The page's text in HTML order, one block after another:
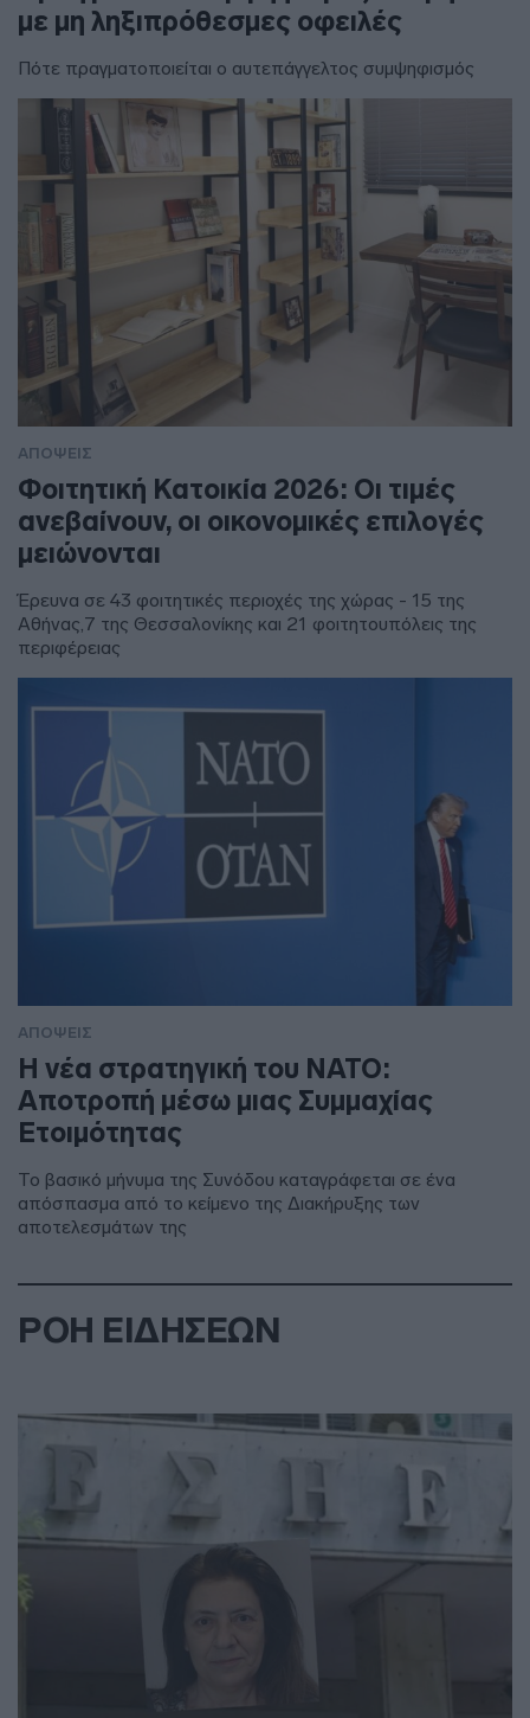
με μη ληξιπρόθεσμες οφειλές
Πότε πραγματοποιείται ο αυτεπάγγελτος συμψηφισμός
ΑΠΟΨΕΙΣ
Φοιτητική Κατοικία 2026: Οι τιμές
ανεβαίνουν, οι οικονομικές επιλογές
μειώνονται
Έρευνα σε 43 φοιτητικές περιοχές της χώρας - 15 της
Αθήνας,7 της Θεσσαλονίκης και 21 φοιτητουπόλεις της
περιφέρειας
ΑΠΟΨΕΙΣ
Η νέα στρατηγική του ΝΑΤΟ:
Αποτροπή μέσω μιας Συμμαχίας
Ετοιμότητας
Το βασικό μήνυμα της Συνόδου καταγράφεται σε ένα
απόσπασμα από το κείμενο της Διακήρυξης των
αποτελεσμάτων της
ΡΟΗ ΕΙΔΗΣΕΩΝ